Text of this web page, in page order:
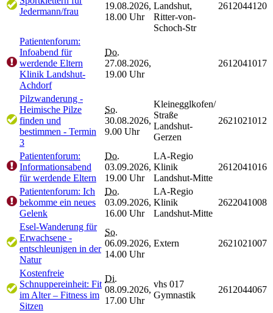
Jedermann/frau
19.08.2026,
18.00 Uhr
Landshut,
Ritter-von-
Schoch-Str
2612044120
Patientenforum:
Infoabend für
werdende Eltern
Klinik Landshut-
Achdorf
Do.
27.08.2026,
19.00 Uhr
2612041017
Pilzwanderung -
Heimische Pilze
finden und
bestimmen - Termin
3
So.
30.08.2026,
9.00 Uhr
Kleinegglkofen/
Straße
Landshut-
Gerzen
2621021012
Patientenforum:
Informationsabend
für werdende Eltern
Do.
03.09.2026,
19.00 Uhr
LA-Regio
Klinik
Landshut-Mitte
2612041016
Patientenforum: Ich
bekomme ein neues
Gelenk
Do.
03.09.2026,
16.00 Uhr
LA-Regio
Klinik
Landshut-Mitte
2622041008
Esel-Wanderung für
Erwachsene -
entschleunigen in der
Natur
So.
06.09.2026,
14.00 Uhr
Extern 2621021007
Kostenfreie
Schnuppereinheit: Fit
im Alter – Fitness im
Sitzen
Di.
08.09.2026,
17.00 Uhr
vhs 017
Gymnastik
2612044067